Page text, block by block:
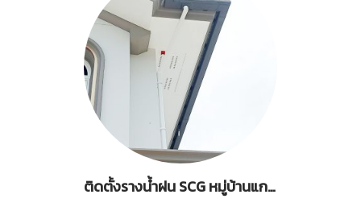
ติดตั้งรางน้ำฝน SCG หมู่บ้านแกรนดิโอ สุขสวัสดิ์-พระราม 3 ซ.สุขสวัสดิ์ 30 ราษฎร์บูรณะ กรุงเทพมหานคร